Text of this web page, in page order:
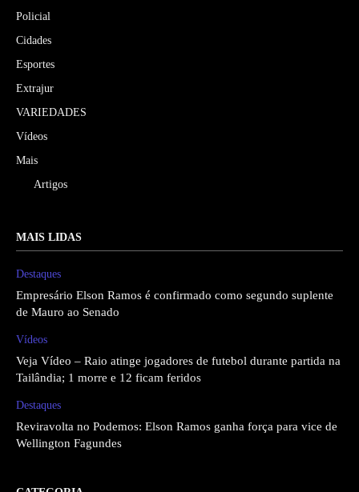
Policial
Cidades
Esportes
Extrajur
VARIEDADES
Vídeos
Mais
Artigos
MAIS LIDAS
Destaques
Empresário Elson Ramos é confirmado como segundo suplente
de Mauro ao Senado
Vídeos
Veja Vídeo – Raio atinge jogadores de futebol durante partida na
Tailândia; 1 morre e 12 ficam feridos
Destaques
Reviravolta no Podemos: Elson Ramos ganha força para vice de
Wellington Fagundes